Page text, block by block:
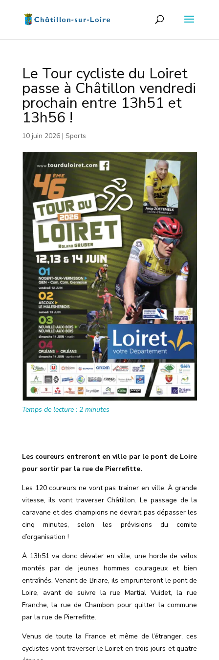
Le Tour cycliste du Loiret
passe à Châtillon vendredi
prochain entre 13h51 et
13h56 !
10 juin 2026| Sports
Temps de lecture : 2 minutes
Les coureurs entreront en ville par le pont de Loire
pour sortir par la rue de Pierrefitte.
Les 120 coureurs ne vont pas trainer en ville. À grande
vitesse, ils vont traverser Châtillon. Le passage de la
caravane et des champions ne devrait pas dépasser les
cinq minutes, selon les prévisions du comite
d’organisation !
À 13h51 va donc dévaler en ville, une horde de vélos
montés par de jeunes hommes courageux et bien
entraînés. Venant de Briare, ils emprunteront le pont de
Loire, avant de suivre la rue Martial Vuidet, la rue
Franche, la rue de Chambon pour quitter la commune
par la rue de Pierrefitte.
Venus de toute la France et même de l’étranger, ces
cyclistes vont traverser le Loiret en trois jours et quatre